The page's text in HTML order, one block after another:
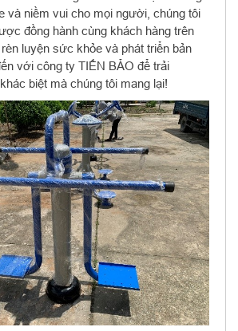
và niềm vui cho mọi người, chúng tôi
đồng hành cùng khách hàng trên
luyện sức khỏe và phát triển bản
với công ty TIẾN BẢO để trải
biệt mà chúng tôi mang lại!